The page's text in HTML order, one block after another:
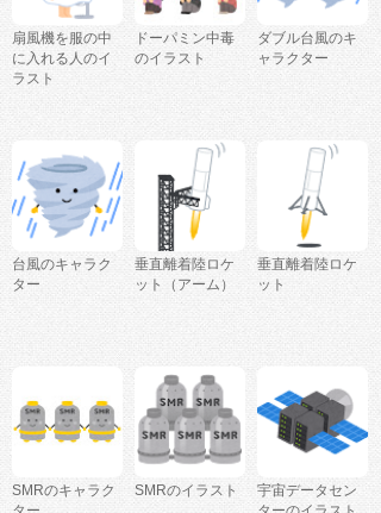
扇風機を服の中
に入れる人のイ
ラスト
ドーパミン中毒
のイラスト
ダブル台風のキ
ャラクター
台風のキャラク
ター
垂直離着陸ロケ
ット（アーム）
垂直離着陸ロケ
ット
SMRのキャラク
SMRのイラスト
宇宙データセン